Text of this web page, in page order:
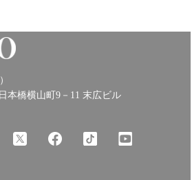
本橋横山町9－11 末広ビル